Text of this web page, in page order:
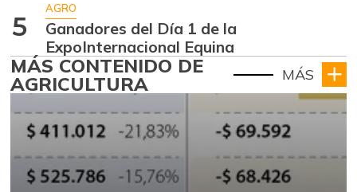
5
AGRO
Ganadores del Día 1 de la
ExpoInternacional Equina
MÁS CONTENIDO DE
AGRICULTURA MÁS